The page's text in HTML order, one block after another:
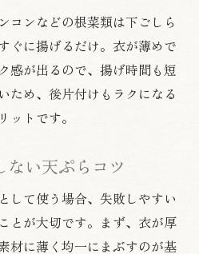
ても芋粉で美味しく仕上げ
み合わせ天ぷら術を解説
芋粉天ぷらテクニック集
芋粉衣で再現性アップ
粉衣の美味しさ発見
衣の新しい美味しさ体験
コンなどの根菜類は下ごしら
ぐに揚げるだけ。衣が薄めで
感が出るので、揚げ時間も短
ため、後片付けもラクになる
ットです。
い天ぷらコツ
して使う場合、失敗しやすい
とが大切です。まず、衣が厚
材に薄く均一にまぶすのが基